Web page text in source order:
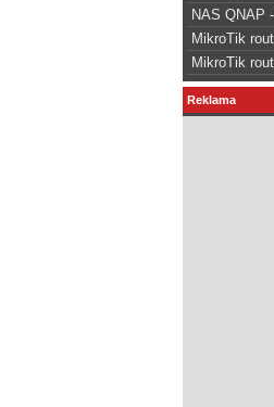
NAS QNAP
MikroTik
MikroTik
Reklama